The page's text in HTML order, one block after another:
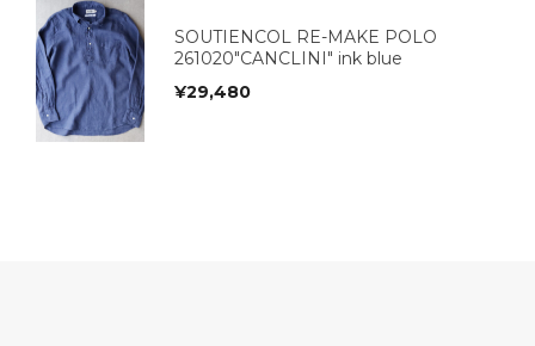
SOUTIENCOL RE-MAKE POLO
261020"CANCLINI" ink blue
¥29,480